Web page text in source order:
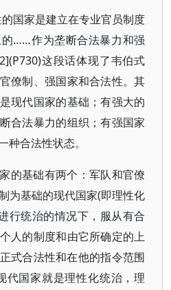
国家是建立在专业官员制度
……作为垄断合法暴力和强
这段话体现了韦伯式
僚制、强国家和合法性。其
现代国家的基础；有强大的
合法暴力的组织；有强国家
种合法性状态。
的基础有两个：军队和官僚
为基础的现代国家(即理性化
行统治的情况下，服从有合
人的制度和由它所确定的上
合法性和在他的指令范围
代国家就是理性化统治，理